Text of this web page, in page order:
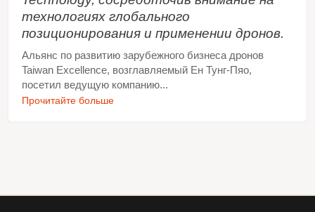
технологиях глобального
позиционирования и применении дронов.
Альянс по развитию зарубежного бизнеса дронов
Taiwan Excellence, возглавляемый Ен Тунг-Пяо,
посетил ведущую компанию...
Прочитайте больше